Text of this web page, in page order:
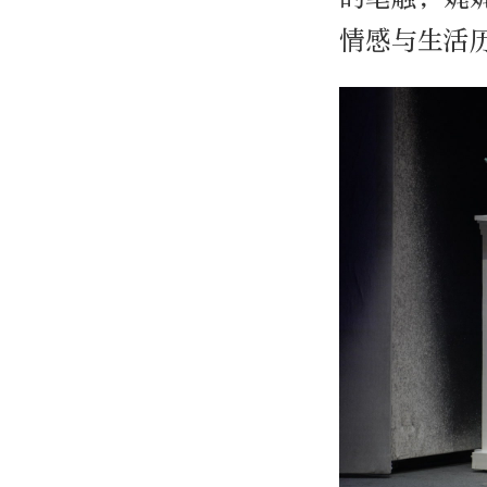
情感与生活